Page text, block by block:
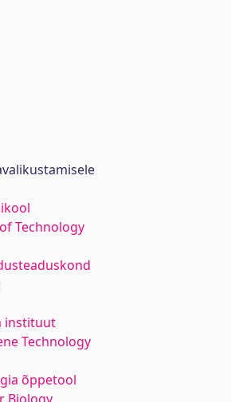
Technology
instituut
Technology
õppetool